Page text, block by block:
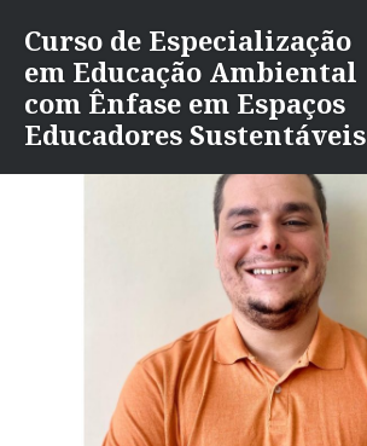
para
conteúdo
Curso de Especialização
em Educação Ambiental
com Ênfase em Espaços
Educadores Sustentáveis